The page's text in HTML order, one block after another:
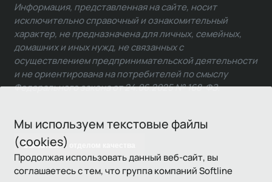
Мы используем текстовые файлы
(cookies)
Продолжая использовать данный веб-сайт, вы
соглашаетесь с тем, что группа компаний Softline
Связаться с отделом качества
Информация, представленная на сайте, носит
исключительно справочный и ознакомительный
характер, не предназначена для личных, семейных,
домашних и иных нужд, не связанных с
осуществлением предпринимательской деятельности
и не ориентирована на потребителей по смыслу
Федерального закона от 24.06.2025 № 168-ФЗ.